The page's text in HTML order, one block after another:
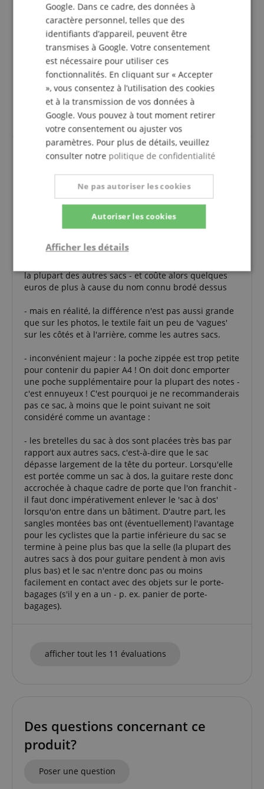
un bon rapport qualité-prix
Gabyle 18.12.2018
Housse Fender FA405 Dreadnought Gig Bag
Cette revue a été traduite automatiquement. Langue originale
achat vérifié
sac bon marché et sans fioritures, pour transporter
une grande guitare d'avant en arrière bien adaptée.
Livraison rapide, encore une fois avec plaisir.
sac de concert élégant, mais les partitions au
format A4 n'y trouvent pas leur place
Markusle 19.11.2023
Cette revue a été traduite automatiquement. Langue originale
achat vérifié
la plupart des autres sacs - et coûte alors quelques
euros de plus à cause du nom connu brodé dessus
- mais en réalité, la différence n'est pas aussi grande
que sur les photos, le textile fait un peu de 'vagues'
sur les côtés et à l'arrière, comme les autres sacs.
- inconvénient majeur : la poche zippée est trop petite
pour contenir du papier A4 ! On doit donc emporter
une poche supplémentaire pour la plupart des notes -
c'est ennuyeux ! C'est pourquoi je ne recommanderais
pas ce sac, à moins que le point suivant ne soit
considéré comme un avantage :
- les bretelles du sac à dos sont placées très bas par
rapport aux autres sacs, c'est-à-dire que le sac
dépasse largement de la tête du porteur. Lorsqu'elle
est portée comme un sac à dos, la guitare reste donc
accrochée à chaque cadre de porte que l'on franchit -
il faut donc impérativement enlever le 'sac à dos'
lorsqu'on entre dans un bâtiment. D'autre part, les
sangles montées bas ont (éventuellement) l'avantage
pour les cyclistes que la partie inférieure du sac se
termine à peine plus bas que la selle (la plupart des
autres sacs à dos pour guitare pendent à mon avis
plus bas) et le sac n'entre donc pas ou moins
facilement en contact avec des objets sur le porte-
bagages (s'il y en a un - p. ex. panier de porte-
bagages).
afficher tout les 11 évaluations
Des questions concernant ce
produit?
Poser une question
Google. Dans ce cadre, des données à
caractère personnel, telles que des
identifiants d’appareil, peuvent être
transmises à Google. Votre consentement
est nécessaire pour utiliser ces
fonctionnalités. En cliquant sur « Accepter
», vous consentez à l’utilisation des cookies
et à la transmission de vos données à
Google. Vous pouvez à tout moment retirer
votre consentement ou ajuster vos
paramètres. Pour plus de détails, veuillez
consulter notre politique de confidentialité
Autoriser les cookies
Ne pas autoriser les cookies
Afficher les détails
Strictement
nécessaire
Performance Ciblage
Fonctionnalité
Strictement nécessaire
Performance
Les cookies strictement nécessaires permettent des
fonctionnalités de base du site Web telles que la
connexion des utilisateurs et la gestion des
comptes. Le site Web ne peut pas être utilisé
correctement sans les cookies strictement
nécessaires.
Fournisseur /
Domaine
CookieScriptConsent
CookieScript
.kirstein.fr
script.com
FPGSID